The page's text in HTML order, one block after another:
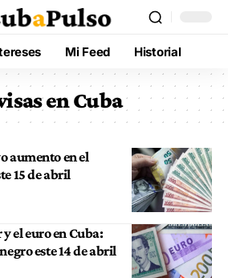
Mi Feed Historial
en Cuba
aumento en el
15 de abril​
el euro en Cuba:
este 14 de abril